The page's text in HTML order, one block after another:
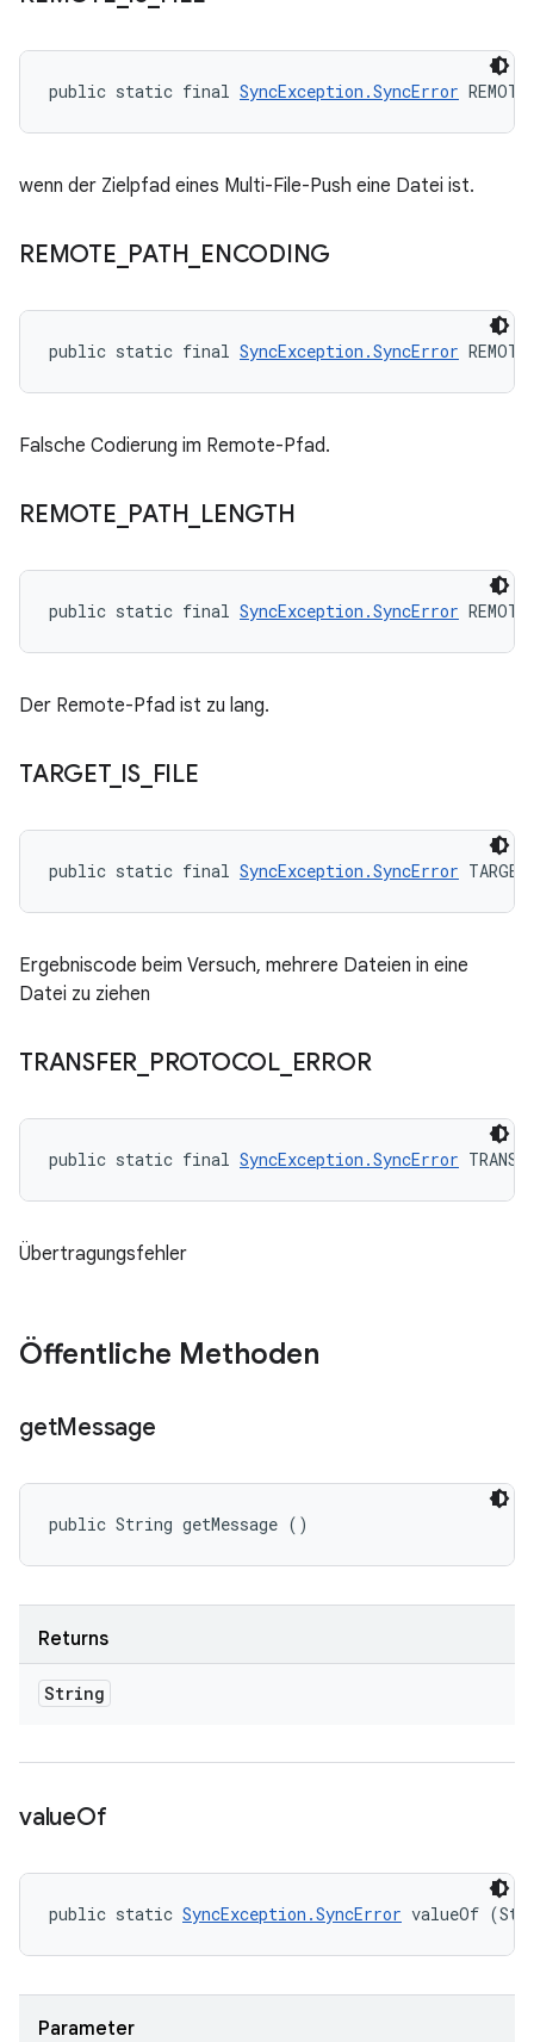
public static final SyncException.SyncError
wenn der Zielpfad eines Multi-File-Push eine Datei ist.
REMOTE PATH ENCODING
public static final SyncException.SyncError
Falsche Codierung im Remote-Pfad.
REMOTE PATH LENGTH
public static final SyncException.SyncError
Der Remote-Pfad ist zu lang.
TARGET_ IS_ FILE
public static final SyncException.SyncError
Ergebniscode beim Versuch, mehrere Dateien in eine
Datei zu ziehen
TRANSFER PROTOCOL_ ERROR
public static final SyncException.SyncError
Übertragungsfehler
Öffentliche Methoden
getMessage
public String getMessage ()
Returns
String
valueOf
public static SyncException.SyncError valueOf
Parameter